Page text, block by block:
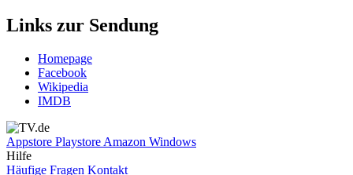
Links zur Sendung
Homepage
Facebook
Wikipedia
IMDB
Appstore Playstore Amazon Windows
Hilfe
Häufige Fragen Kontakt